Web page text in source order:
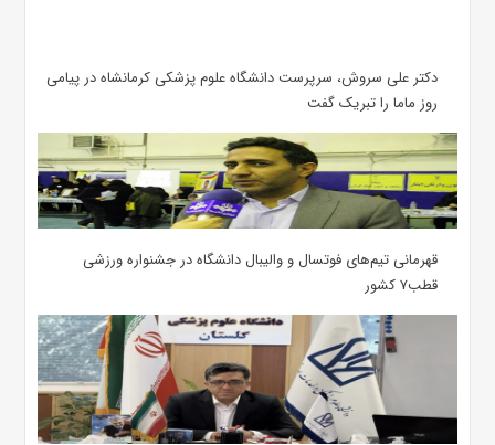
دکتر علی سروش، سرپرست دانشگاه علوم پزشکی کرمانشاه در پیامی
روز ماما را تبریک گفت
قهرمانی تیم‌های فوتسال و والیبال دانشگاه در جشنواره ورزشی
قطب۷ کشور